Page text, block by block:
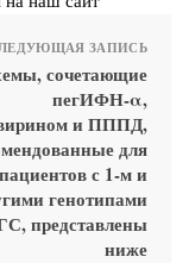
ЗАПИСЬ
сочетающие
пегИФН-α,
и ПППД,
для
пациентов с 1-м и
генотипами
представлены
ниже